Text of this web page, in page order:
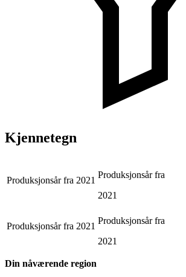
Kjennetegn
Produksjonsår fra 2021
Produksjonsår fra
2021
Produksjonsår fra 2021
Produksjonsår fra
2021
Din nåværende region